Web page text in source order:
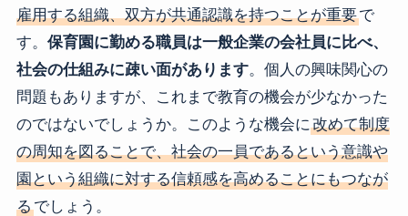
雇用する組織、双方が共通認識を持つことが重要で
す。 保育園に勤める職員は一般企業の会社員に比べ、
社会の仕組みに疎い面があります。個人の興味関心の
問題もありますが、これまで教育の機会が少なかった
のではないでしょうか。このような機会に改めて制度
の周知を図ることで、社会の一員であるという意識や
園という組織に対する信頼感を高めることにもつなが
るでしょう。